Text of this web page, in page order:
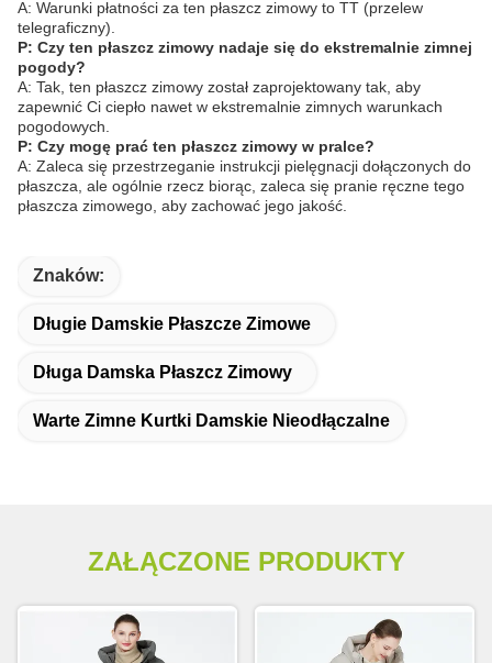
A: Warunki płatności za ten płaszcz zimowy to TT (przelew
telegraficzny).
P: Czy ten płaszcz zimowy nadaje się do ekstremalnie zimnej
pogody?
A: Tak, ten płaszcz zimowy został zaprojektowany tak, aby
zapewnić Ci ciepło nawet w ekstremalnie zimnych warunkach
pogodowych.
P: Czy mogę prać ten płaszcz zimowy w pralce?
A: Zaleca się przestrzeganie instrukcji pielęgnacji dołączonych do
płaszcza, ale ogólnie rzecz biorąc, zaleca się pranie ręczne tego
płaszcza zimowego, aby zachować jego jakość.
Znaków:
Długie Damskie Płaszcze Zimowe
Długa Damska Płaszcz Zimowy
Warte Zimne Kurtki Damskie Nieodłączalne
ZAŁĄCZONE PRODUKTY